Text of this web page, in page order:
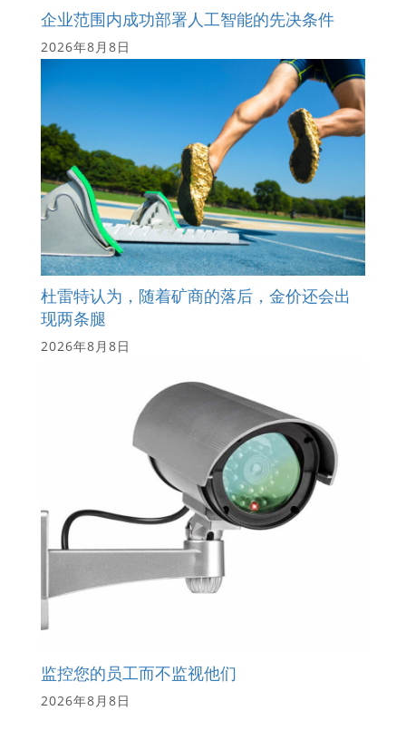
企业范围内成功部署人工智能的先决条件
2026年8月8日
杜雷特认为，随着矿商的落后，金价还会出
现两条腿
2026年8月8日
监控您的员工而不监视他们
2026年8月8日